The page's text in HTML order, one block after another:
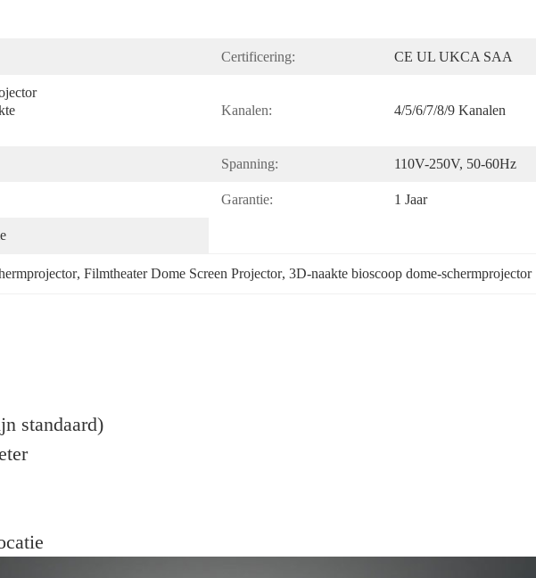
Certificering: CE UL UKCA SAA
Kanalen: 4/5/6/7/8/9 Kanalen
Spanning: 110V-250V, 50-60Hz
Garantie: 1 Jaar
, Filmtheater Dome Screen Projector, 3D-naakte bioscoop dome-schermprojector
standaard)